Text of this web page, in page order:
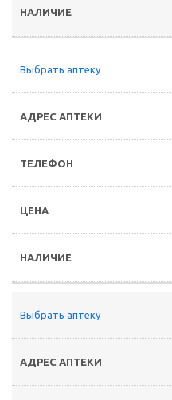
Выбрать аптеку
Выбрать аптеку